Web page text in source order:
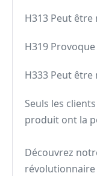
H313 Peut
H319
H333 Peut être
Seuls les
produit ont la
Découvrez